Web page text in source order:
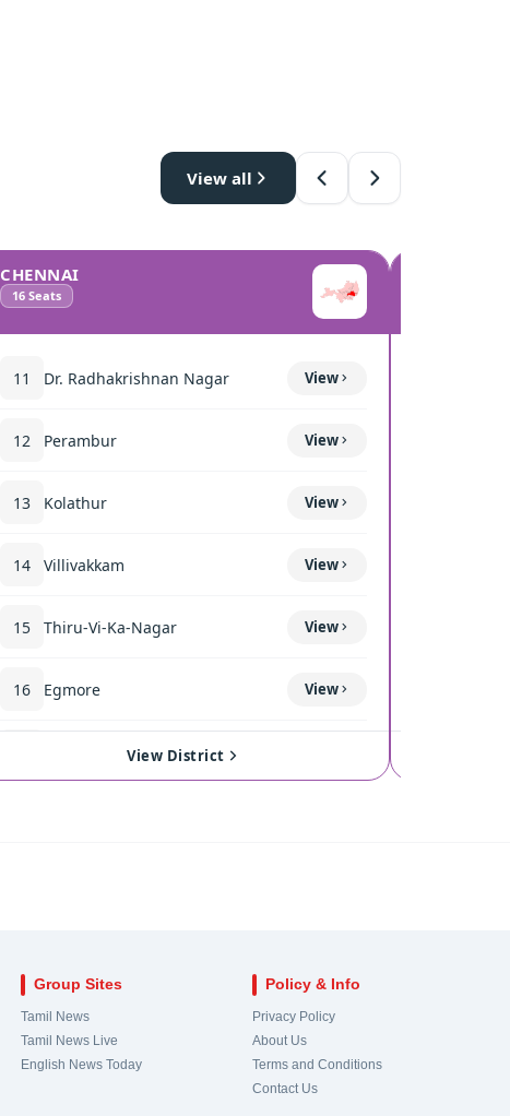
View all
CHENNAI
16 Seats
11 Dr. Radhakrishnan Nagar View
12 Perambur View
13 Kolathur View
14 Villivakkam View
15 Thiru-Vi-Ka-Nagar View
16 Egmore View
Royapuram
21
22 Virugampakkam View
View District
Group Sites
Tamil News
Tamil News Live
English News Today
Policy & Info
Privacy Policy
About Us
Terms and Conditions
Contact Us